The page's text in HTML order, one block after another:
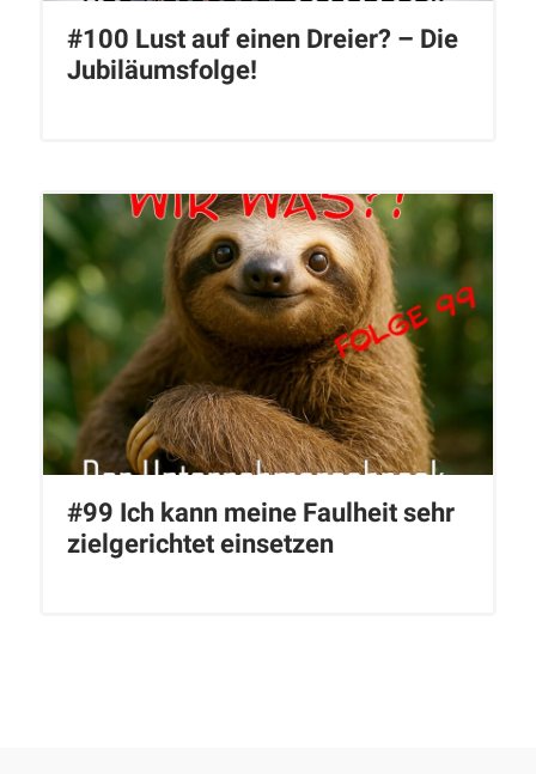
#100 Lust auf einen Dreier? – Die
Jubiläumsfolge!
#99 Ich kann meine Faulheit sehr
zielgerichtet einsetzen